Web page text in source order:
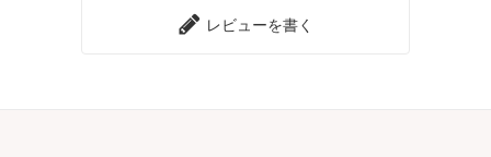
レビューを書く